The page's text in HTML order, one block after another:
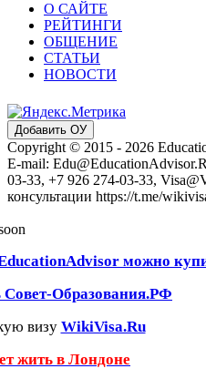
О САЙТЕ
РЕЙТИНГИ
ОБЩЕНИЕ
СТАТЬИ
НОВОСТИ
Добавить ОУ
Copyright © 2015 - 2026
E-mail:
03-33, +7 926 274-03-33,
консультации https://t.me/
можно
Совет-Образования.РФ
визу WikiVisa.Ru
жить в Лондоне